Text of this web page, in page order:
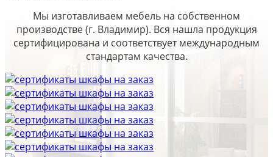
Мы изготавливаем мебель на собственном
производстве (г. Владимир). Вся нашла продукция
сертифицирована и соответствует международным
стандартам качества.